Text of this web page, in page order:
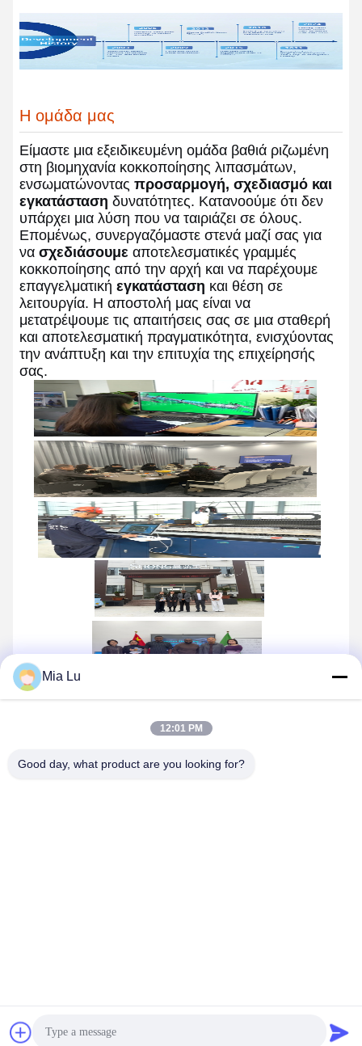
Η ομάδα μας
Είμαστε μια εξειδικευμένη ομάδα βαθιά ριζωμένη
στη βιομηχανία κοκκοποίησης λιπασμάτων,
ενσωματώνοντας προσαρμογή, σχεδιασμό και
εγκατάσταση δυνατότητες. Κατανοούμε ότι δεν
υπάρχει μια λύση που να ταιριάζει σε όλους.
Επομένως, συνεργαζόμαστε στενά μαζί σας για
να σχεδιάσουμε αποτελεσματικές γραμμές
κοκκοποίησης από την αρχή και να παρέχουμε
επαγγελματική εγκατάσταση και θέση σε
λειτουργία. Η αποστολή μας είναι να
μετατρέψουμε τις απαιτήσεις σας σε μια σταθερή
και αποτελεσματική πραγματικότητα, ενισχύοντας
την ανάπτυξη και την επιτυχία της επιχείρησής
σας.
Mia Lu
12:01 PM
Good day, what product are you looking for?